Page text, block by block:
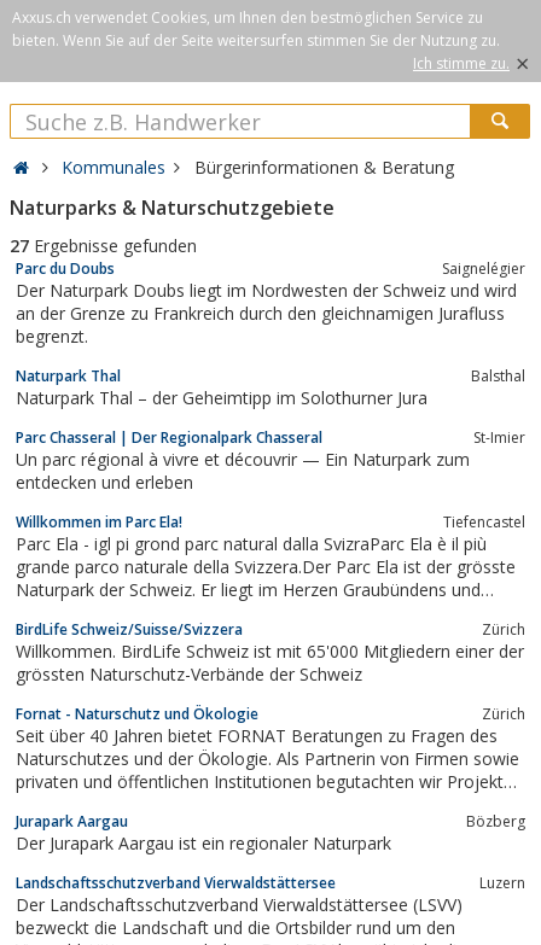
Axxus.ch verwendet Cookies, um Ihnen den bestmöglichen Service zu
bieten. Wenn Sie auf der Seite weitersurfen stimmen Sie der Nutzung zu.
Ich stimme zu. ×
Kommunales Bürgerinformationen & Beratung
Naturparks & Naturschutzgebiete
27 Ergebnisse gefunden
Parc du Doubs Saignelégier
Der Naturpark Doubs liegt im Nordwesten der Schweiz und wird
an der Grenze zu Frankreich durch den gleichnamigen Jurafluss
begrenzt.
Naturpark Thal Balsthal
Naturpark Thal – der Geheimtipp im Solothurner Jura
Parc Chasseral | Der Regionalpark Chasseral St-Imier
Un parc régional à vivre et découvrir — Ein Naturpark zum
entdecken und erleben
Willkommen im Parc Ela! Tiefencastel
Parc Ela - igl pi grond parc natural dalla SvizraParc Ela è il più
grande parco naturale della Svizzera.Der Parc Ela ist der grösste
Naturpark der Schweiz. Er liegt im Herzen Graubündens und
Italienisch.
BirdLife Schweiz/Suisse/Svizzera Zürich
Willkommen. BirdLife Schweiz ist mit 65'000 Mitgliedern einer der
grössten Naturschutz-Verbände der Schweiz
Fornat - Naturschutz und Ökologie Zürich
Seit über 40 Jahren bietet FORNAT Beratungen zu Fragen des
Naturschutzes und der Ökologie. Als Partnerin von Firmen sowie
privaten und öffentlichen Institutionen begutachten wir Projekte,
gründlich und unabhängig.
Jurapark Aargau Bözberg
Der Jurapark Aargau ist ein regionaler Naturpark
Landschaftsschutzverband Vierwaldstättersee Luzern
Der Landschaftsschutzverband Vierwaldstättersee (LSVV)
bezweckt die Landschaft und die Ortsbilder rund um den